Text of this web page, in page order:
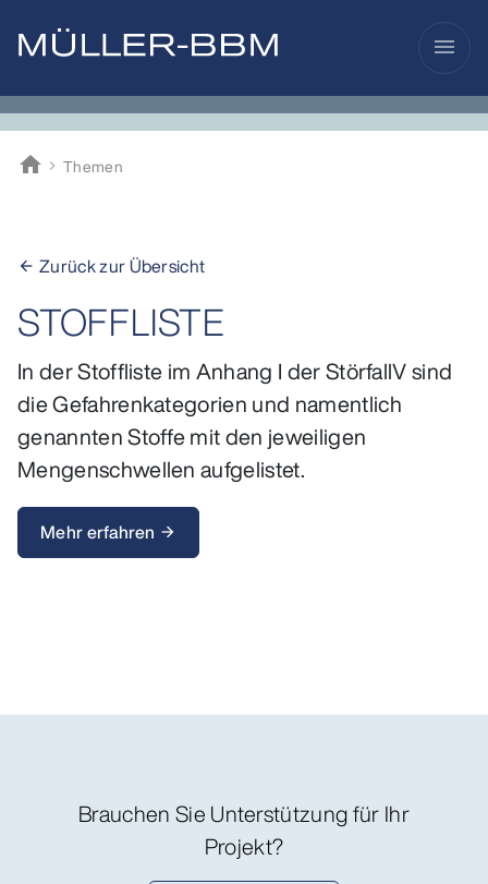
menu
home
Müller-BBM
Themen
arrow_back Zurück zur Übersicht
STOFFLISTE
In der Stoffliste im Anhang I der StörfallV sind
die Gefahrenkategorien und namentlich
genannten Stoffe mit den jeweiligen
Mengenschwellen aufgelistet.
Mehr erfahren arrow_forward
Brauchen Sie Unterstützung für Ihr
Projekt?